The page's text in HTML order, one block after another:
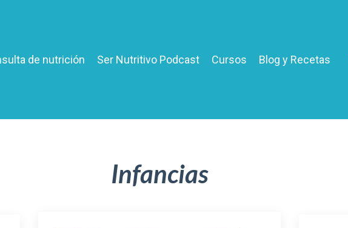
de nutrición Ser Nutritivo Podcast Cursos Blog y Recetas
Infancias